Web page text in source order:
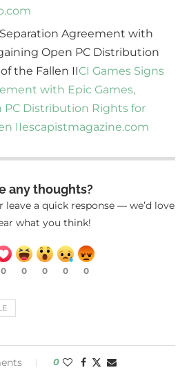
Agreement with
Open PC Distribution
the Fallen IICI Games Signs
with Epic Games,
PC Distribution Rights for
IIescapistmagazine.com
any thoughts?
a quick response — we’d love
what you think!
0 0 0 0 0
0